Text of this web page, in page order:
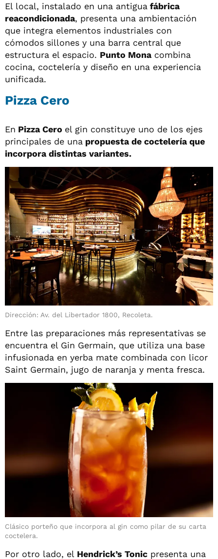
El local, instalado en una antigua fábrica
reacondicionada, presenta una ambientación
que integra elementos industriales con
cómodos sillones y una barra central que
estructura el espacio. Punto Monacombina
cocina, coctelería y diseño en una experiencia
unificada.
Pizza Cero
En Pizza Cero el gin constituye uno de los ejes
principales de una propuesta de coctelería que
incorpora distintas variantes.
Dirección: Av. del Libertador 1800, Recoleta.
Entre las preparaciones más representativas se
encuentra el Gin Germain, que utiliza una base
infusionada en yerba mate combinada con licor
Saint Germain, jugo de naranja y menta fresca.
Clásico porteño que incorpora al gin como pilar de su carta
coctelera.
Por otro lado, el Hendrick’s Tonic presenta una